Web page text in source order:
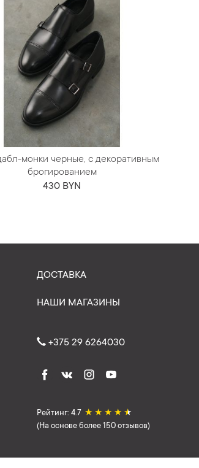
монки черные, с декоративным
брогированием
430 BYN
ДОСТАВКА
НАШИ МАГАЗИНЫ
+375 29 6264030
Рейтинг: 4.7 ★ ★ ★ ★ ★
(На основе более 150 отзывов)